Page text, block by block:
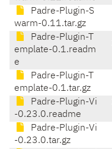
Padre-Plugin-S
warm-0.11.tar.gz
Padre-Plugin-T
emplate-0.1.readm
e
Padre-Plugin-T
emplate-0.1.tar.gz
Padre-Plugin-Vi
-0.23.0.readme
Padre-Plugin-Vi
-0.23.0.tar.gz